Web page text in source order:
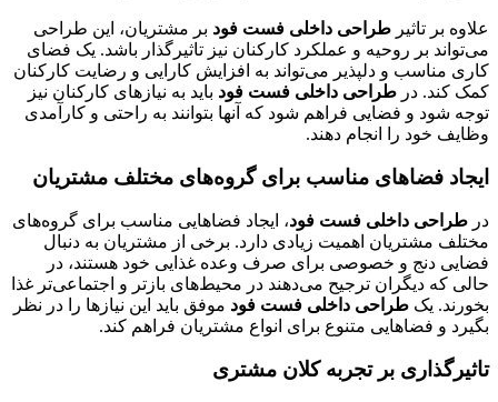
علاوه بر تاثیر طراحی داخلی فست فود بر مشتریان، این طراحی
می‌تواند بر روحیه و عملکرد کارکنان نیز تاثیرگذار باشد. یک فضای
کاری مناسب و دلپذیر می‌تواند به افزایش کارایی و رضایت کارکنان
کمک کند. در طراحی داخلی فست فود باید به نیازهای کارکنان نیز
توجه شود و فضایی فراهم شود که آنها بتوانند به راحتی و کارآمدی
وظایف خود را انجام دهند.
ایجاد فضاهای مناسب برای گروه‌های مختلف مشتریان
در طراحی داخلی فست فود، ایجاد فضاهایی مناسب برای گروه‌های
مختلف مشتریان اهمیت زیادی دارد. برخی از مشتریان به دنبال
فضایی دنج و خصوصی برای صرف وعده غذایی خود هستند، در
حالی که دیگران ترجیح می‌دهند در محیط‌های بازتر و اجتماعی‌تر غذا
بخورند. یک طراحی داخلی فست فود موفق باید این نیازها را در نظر
بگیرد و فضاهایی متنوع برای انواع مشتریان فراهم کند.
تاثیرگذاری بر تجربه کلان مشتری